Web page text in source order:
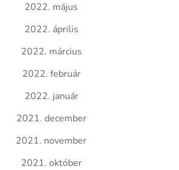
2022. május
2022. április
2022. március
2022. február
2022. január
2021. december
2021. november
2021. október